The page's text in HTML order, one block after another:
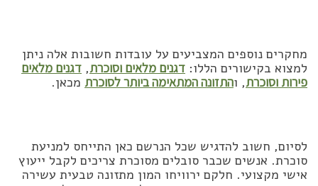
מחקרים נוספים המצביעים על עובדות חשובות אלה ניתן
למצוא בקישורים הללו: דגנים מלאים וסוכרת, דגנים מלאים
פירות וסוכרת, והתזונה המתאימה ביותר לסוכרת מכאן.
לסיום, חשוב להדגיש שכל הנרשם כאן התייחס למניעת
סוכרת. אנשים שכבר סובלים מסוכרת צריכים לקבל ייעוץ
אישי מקצועי. חלקם ירוויחו המון מתזונה טבעית עשירה